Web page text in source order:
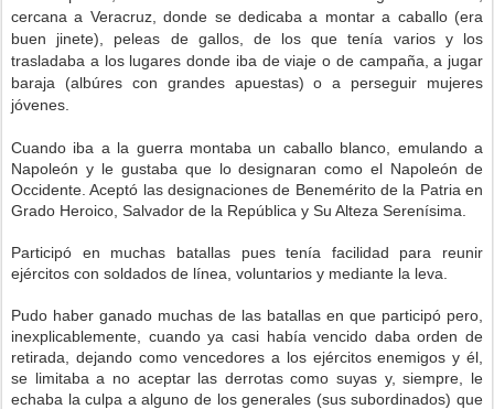
cercana a Veracruz, donde se dedicaba a montar a caballo (era
buen jinete), peleas de gallos, de los que tenía varios y los
trasladaba a los lugares donde iba de viaje o de campaña, a jugar
baraja (albúres con grandes apuestas) o a perseguir mujeres
jóvenes.
Cuando iba a la guerra montaba un caballo blanco, emulando a
Napoleón y le gustaba que lo designaran como el Napoleón de
Occidente. Aceptó las designaciones de Benemérito de la Patria en
Grado Heroico, Salvador de la República y Su Alteza Serenísima.
Participó en muchas batallas pues tenía facilidad para reunir
ejércitos con soldados de línea, voluntarios y mediante la leva.
Pudo haber ganado muchas de las batallas en que participó pero,
inexplicablemente, cuando ya casi había vencido daba orden de
retirada, dejando como vencedores a los ejércitos enemigos y él,
se limitaba a no aceptar las derrotas como suyas y, siempre, le
echaba la culpa a alguno de los generales (sus subordinados) que